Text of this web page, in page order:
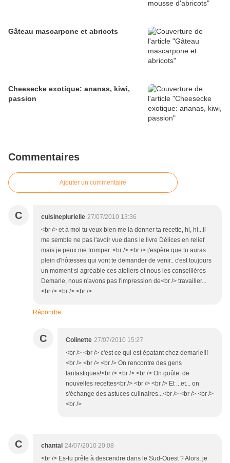
Gâteau mascarpone et abricots
Cheesecke exotique: ananas, kiwi,
passion
Commentaires
Ajouter un commentaire
C cuisineplurielle 27/07/2010 13:36
<br /> et à moi tu veux bien me la donner ta recette, hi, hi...il
me semble ne pas l'avoir vue dans le livre Délices en relief
mais je peux me tromper..<br /> <br /> j'espère que tu auras
plein d'hôtesses qui vont te demander de venir.. c'est toujours
un moment si agréable ces ateliers et nous les conseillères
Demarle, nous n'avons pas l'impression de<br /> travailler...
<br /> <br /> <br />
Répondre
C Colinette 27/07/2010 15:27
<br /> <br /> c'est ce qui est épatant chez demarle!!!
<br /> <br /> <br /> On rencontre des gens
fantastiques!<br /> <br /> <br /> On goûte de
nouvelles recettes<br /> <br /> <br /> Et ...et... on
s'échange des astuces culinaires...<br /> <br /> <br />
<br />
C chantal 24/07/2010 20:08
<br /> Es-tu prête à descendre dans le Sud-Ouest ? Alors, je